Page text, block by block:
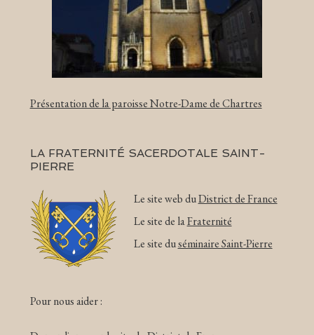
Présentation de la paroisse Notre-Dame de Chartres
LA FRATERNITÉ SACERDOTALE SAINT-
PIERRE
Le site web duDistrict de France
Le site de laFraternité
Le site duséminaire Saint-Pierre
Pour nous aider :